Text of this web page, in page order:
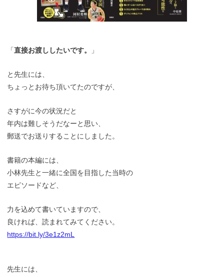
「直接お渡ししたいです。 」
と先生には、
ちょっとお待ち頂いてたのですが、
さすがに今の状況だと
年内は難しそうだなーと思い、
郵送でお送りすることにしました。
書籍の本編には、
小林先生と一緒に全国を目指した当時の
エピソードなど、
力を込めて書いていますので、
良ければ、読まれてみてください。
https://bit.ly/3e1z2mL
先生には、